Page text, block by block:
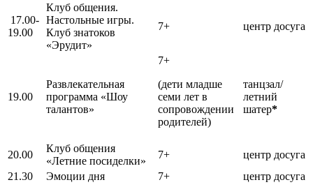
17.00-
19.00
Клуб общения.
Настольные игры.
Клуб знатоков
«Эрудит»
7+ центр досуга
19.00
Развлекательная
программа «Шоу
талантов»
7+
(дети младше
семи лет в
сопровождении
родителей)
танцзал/
летний
шатер*
20.00
Клуб общения
«Летние посиделки»
7+
центр досуга
21.30
Эмоции дня 7+ центр досуга